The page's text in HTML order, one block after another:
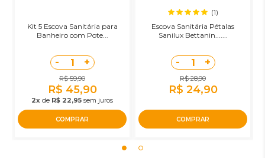
Kit 5 Escova Sanitária para
Banheiro com Pote...
- 1 +
R$ 59,90
R$ 45,90
2x de R$ 22,95 sem juros
COMPRAR
(1)
Escova Sanitária Pétalas
Sanilux Bettanin.......
- 1 +
R$ 28,90
R$ 24,90
COMPRAR